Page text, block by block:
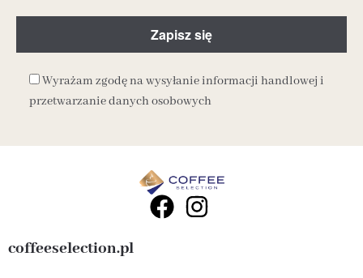
Wyrażam zgodę na wysyłanie informacji handlowej i
przetwarzanie danych osobowych
coffeeselection.pl